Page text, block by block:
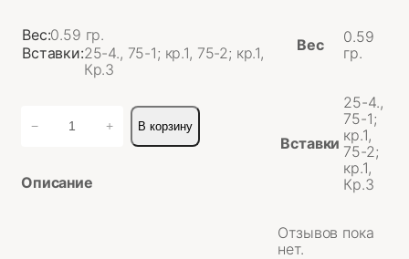
Вес:0.59 гр.
Вставки:25-4., 75-1; кр.1, 75-2; кр.1,
Кр.3
товара
− + В корзину
Описание
Вес
0.59
гр.
Вставки
25-4.,
75-1;
кр.1,
75-2;
кр.1,
Кр.3
Отзывов пока
нет.